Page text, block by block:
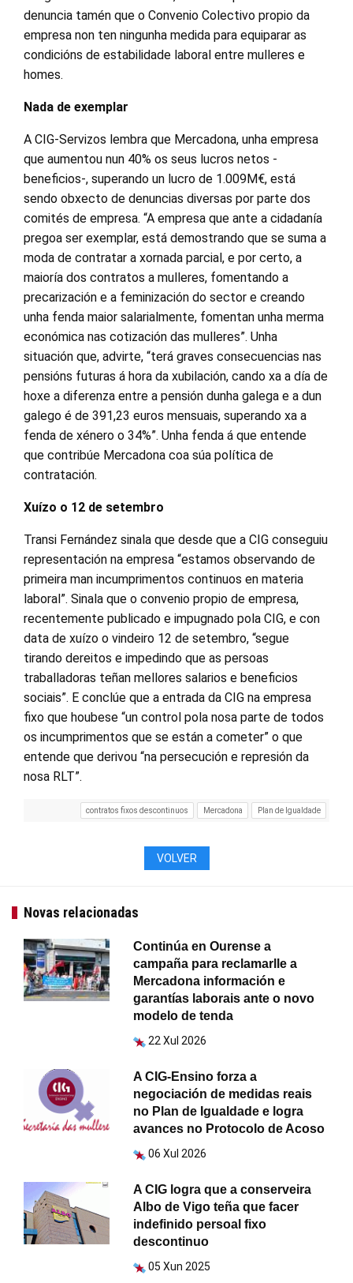
denuncia tamén que o Convenio Colectivo propio da
empresa non ten ningunha medida para equiparar as
condicións de estabilidade laboral entre mulleres e
homes.
Nada de exemplar
A CIG-Servizos lembra que Mercadona, unha empresa
que aumentou nun 40% os seus lucros netos -
beneficios-, superando un lucro de 1.009M€, está
sendo obxecto de denuncias diversas por parte dos
comités de empresa. “A empresa que ante a cidadanía
pregoa ser exemplar, está demostrando que se suma a
moda de contratar a xornada parcial, e por certo, a
maioría dos contratos a mulleres, fomentando a
precarización e a feminización do sector e creando
unha fenda maior salarialmente, fomentan unha merma
económica nas cotización das mulleres”. Unha
situación que, advirte, “terá graves consecuencias nas
pensións futuras á hora da xubilación, cando xa a día de
hoxe a diferenza entre a pensión dunha galega e a dun
galego é de 391,23 euros mensuais, superando xa a
fenda de xénero o 34%”. Unha fenda á que entende
que contribúe Mercadona coa súa política de
contratación.
Xuízo o 12 de setembro
Transi Fernández sinala que desde que a CIG conseguiu
representación na empresa “estamos observando de
primeira man incumprimentos continuos en materia
laboral”. Sinala que o convenio propio de empresa,
recentemente publicado e impugnado pola CIG, e con
data de xuízo o vindeiro 12 de setembro, “segue
tirando dereitos e impedindo que as persoas
traballadoras teñan mellores salarios e beneficios
sociais”. E conclúe que a entrada da CIG na empresa
fixo que houbese “un control pola nosa parte de todos
os incumprimentos que se están a cometer” o que
entende que derivou “na persecución e represión da
nosa RLT”.
contratos fixos descontinuos Mercadona Plan de Igualdade
VOLVER
Novas relacionadas
Continúa en Ourense a
campaña para reclamarlle a
Mercadona información e
garantías laborais ante o novo
modelo de tenda
22 Xul 2026
A CIG-Ensino forza a
negociación de medidas reais
no Plan de Igualdade e logra
avances no Protocolo de Acoso
06 Xul 2026
A CIG logra que a conserveira
Albo de Vigo teña que facer
indefinido persoal fixo
descontinuo
05 Xun 2025